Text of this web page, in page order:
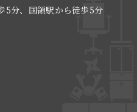
分、国領駅から徒歩5分